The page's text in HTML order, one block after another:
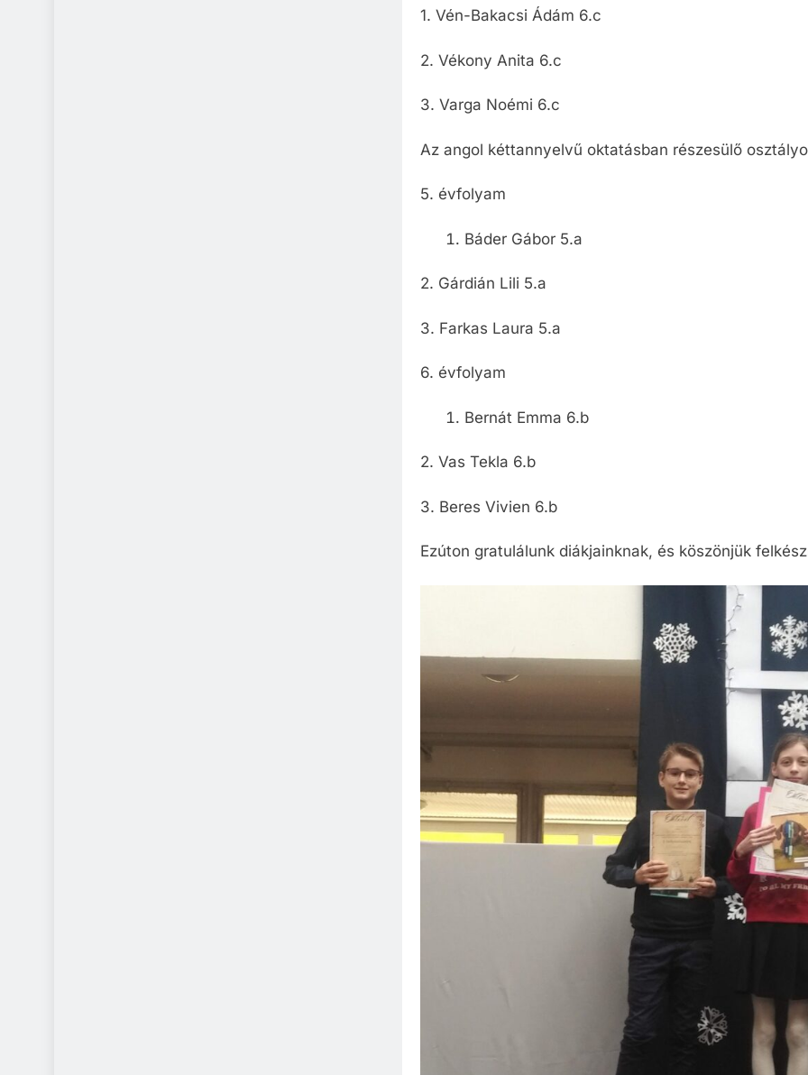
1. Vén-Bakacsi Ádám 6.c
2. Vékony Anita 6.c
3. Varga Noémi 6.c
Az angol kéttannyelvű oktatásban részesülő
5. évfolyam
Báder Gábor 5.a
2. Gárdián Lili 5.a
3. Farkas Laura 5.a
6. évfolyam
Bernát Emma 6.b
2. Vas Tekla 6.b
3. Beres Vivien 6.b
Ezúton gratulálunk diákjainknak, és köszönjük